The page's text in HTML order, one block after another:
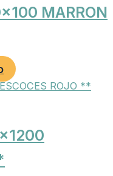
MARRON